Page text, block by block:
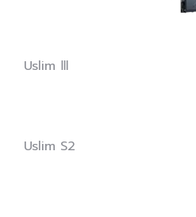
Uslim Ⅲ
Uslim S2